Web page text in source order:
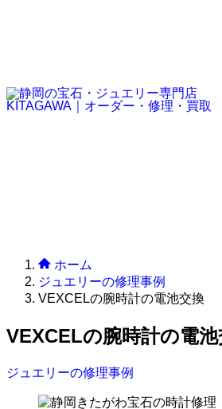
ホーム
ジュエリーの修理事例
VEXCELの腕時計の電池交換
VEXCELの腕時計の電
ジュエリーの修理事例